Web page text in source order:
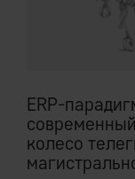
ERP-
колесо